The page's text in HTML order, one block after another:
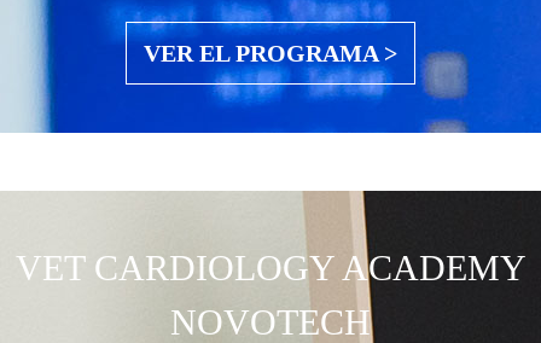
VER EL PROGRAMA >
VET CARDIOLOGY ACADEMY
NOVOTECH